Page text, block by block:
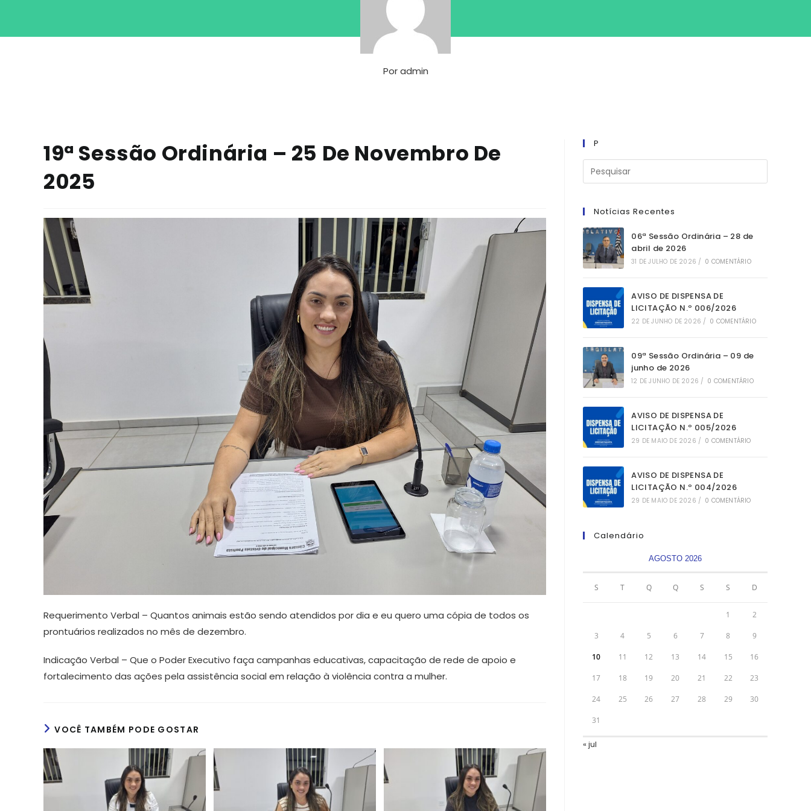
Poradmin
19ª Sessão Ordinária – 25 De Novembro De
2025
Requerimento Verbal – Quantos animais estão sendo atendidos por dia e eu quero uma cópia de todos os
prontuários realizados no mês de dezembro.
Indicação Verbal – Que o Poder Executivo faça campanhas educativas, capacitação de rede de apoio e
fortalecimento das ações pela assistência social em relação à violência contra a mulher.
VOCÊ TAMBÉM PODE GOSTAR
P
Notícias Recentes
06ª Sessão Ordinária – 28 de
abril de 2026
31 DE JULHO DE 2026 / 0 COMENTÁRIO
AVISO DE DISPENSA DE
LICITAÇÃO N.º 006/2026
22 DE JUNHO DE 2026 / 0 COMENTÁRIO
09ª Sessão Ordinária – 09 de
junho de 2026
12 DE JUNHO DE 2026 / 0 COMENTÁRIO
AVISO DE DISPENSA DE
LICITAÇÃO N.º 005/2026
29 DE MAIO DE 2026 / 0 COMENTÁRIO
AVISO DE DISPENSA DE
LICITAÇÃO N.º 004/2026
29 DE MAIO DE 2026 / 0 COMENTÁRIO
Calendário
AGOSTO 2026
S T Q Q S S D
1 2
3 4 5 6 7 8 9
10 11 12 13 14 15 16
17 18 19 20 21 22 23
24 25 26 27 28 29 30
31
« jul